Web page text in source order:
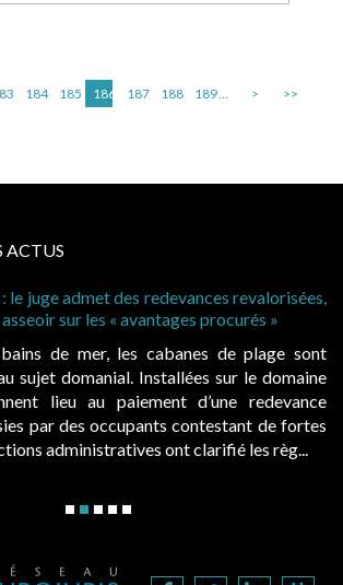
184 185 186 187 188 189... > >>
ACTUS
le juge admet des redevances revalorisées,
sur les « avantages procurés »
de mer, les cabanes de plage sont
sujet domanial. Installées sur le domaine
lieu au paiement d’une redevance
par des occupants contestant de fortes
administratives ont clarifié les règ...